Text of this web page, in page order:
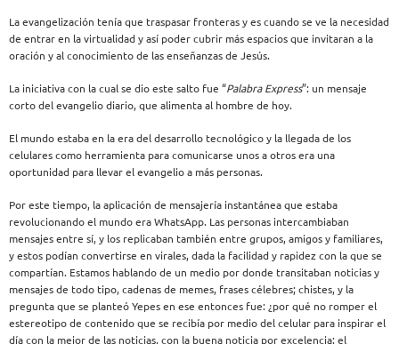
La evangelización tenía que traspasar fronteras y es cuando se ve la necesidad
de entrar en la virtualidad y así poder cubrir más espacios que invitaran a la
oración y al conocimiento de las enseñanzas de Jesús.
La iniciativa con la cual se dio este salto fue “Palabra Express”: un mensaje
corto del evangelio diario, que alimenta al hombre de hoy.
El mundo estaba en la era del desarrollo tecnológico y la llegada de los
celulares como herramienta para comunicarse unos a otros era una
oportunidad para llevar el evangelio a más personas.
Por este tiempo, la aplicación de mensajería instantánea que estaba
revolucionando el mundo era WhatsApp. Las personas intercambiaban
mensajes entre sí, y los replicaban también entre grupos, amigos y familiares,
y estos podían convertirse en virales, dada la facilidad y rapidez con la que se
compartían. Estamos hablando de un medio por donde transitaban noticias y
mensajes de todo tipo, cadenas de memes, frases célebres; chistes, y la
pregunta que se planteó Yepes en ese entonces fue: ¿por qué no romper el
estereotipo de contenido que se recibía por medio del celular para inspirar el
día con la mejor de las noticias, con la buena noticia por excelencia: el